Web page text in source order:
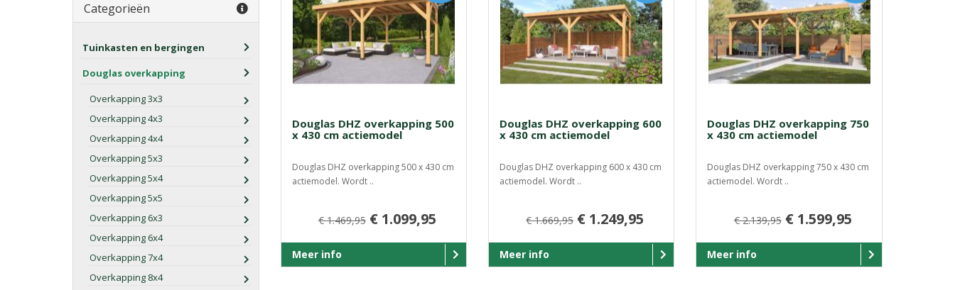
Categorieën
Tuinkasten en bergingen
Douglas overkapping
Overkapping 3x3
Overkapping 4x3
Overkapping 4x4
Overkapping 5x3
Overkapping 5x4
Overkapping 5x5
Overkapping 6x3
Overkapping 6x4
Overkapping 7x4
Overkapping 8x4
Douglas DHZ overkapping 500
x 430 cm actiemodel
Douglas DHZ overkapping 500 x 430 cm
actiemodel. Wordt ..
€ 1.469,95 € 1.099,95
Meer info
Douglas DHZ overkapping 600
x 430 cm actiemodel
Douglas DHZ overkapping 600 x 430 cm
actiemodel. Wordt ..
€ 1.669,95 € 1.249,95
Meer info
Douglas DHZ overkapping 750
x 430 cm actiemodel
Douglas DHZ overkapping 750 x 430 cm
actiemodel. Wordt ..
€ 2.139,95 € 1.599,95
Meer info